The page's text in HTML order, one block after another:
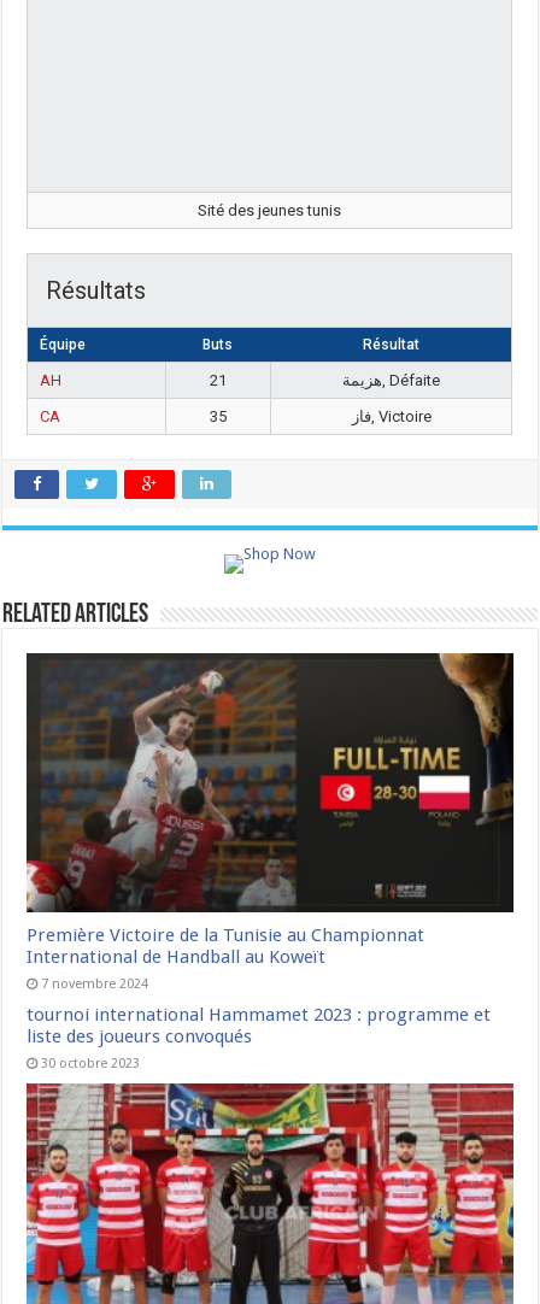
Sité des jeunes tunis
Résultats
Équipe Buts Résultat
AH 21
هزيمة, Défaite
CA
35 فاز, Victoire
Related Articles
Première Victoire de la Tunisie au Championnat
International de Handball au Koweït
7 novembre 2024
tournoi international Hammamet 2023 : programme et
liste des joueurs convoqués
30 octobre 2023